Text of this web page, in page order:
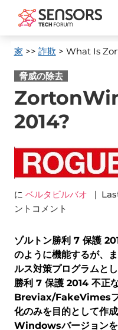
家 >> 詐欺 > What Is
脅威の除去
2014?
に ベルタビルバオ |
ントコメント
ゾルトン勝利 7 保護
のように機能するが、
ルス対策プログラムと
勝利 7 保護 2014 不正
Breviax/FakeVimesフ
化のみを目的として作
Windowsバージョンを